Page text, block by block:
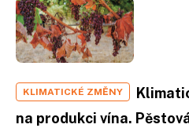
KLIMATICKÉ ZMĚNY
na produkci vína.